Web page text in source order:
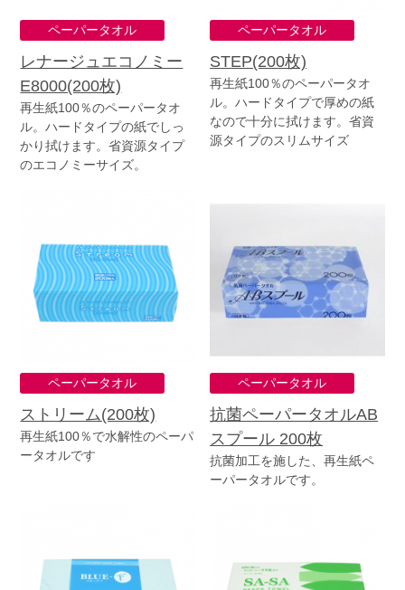
ペーパータオル
レナージュエコノミー
E8000(200枚)
再生紙100％のペーパータオ
ル。ハードタイプの紙でしっ
かり拭けます。省資源タイプ
のエコノミーサイズ。
ペーパータオル
STEP(200枚)
再生紙100％のペーパータオ
ル。ハードタイプで厚めの紙
なので十分に拭けます。省資
源タイプのスリムサイズ
ペーパータオル
ストリーム(200枚)
再生紙100％で水解性のペーパ
ータオルです
ペーパータオル
抗菌ペーパータオルAB
スプール 200枚
抗菌加工を施した、再生紙ペ
ーパータオルです。